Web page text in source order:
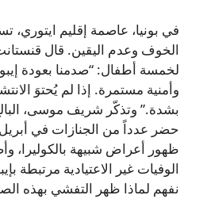
في بونيا، عاصمة إقليم ايتوري،
الخوف وعدم اليقين. قال
لخمسة أطفال: “صدمنا بعودة
وأمنية مستمرة. إذا لم يُحتوَ
حضر عدداً من الجنازات في
ظهور أعراض شبيهة بالكوليرا،
الوفيات غير الاعتيادية مرتبطة
نفهم لماذا ظهر التفشي بهذه